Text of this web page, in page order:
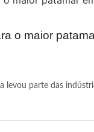
o maior
levou parte das